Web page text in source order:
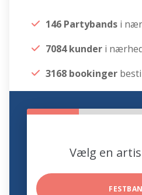
146 Partybands i
7084 kunder i
3168 bookinger
Vælg en